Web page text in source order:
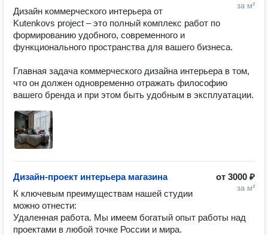
за м²
Дизайн коммерческого интерьера от
Kutenkovs project – это полный комплекс работ по
формированию удобного, современного и
функционального пространства для вашего бизнеса.
Главная задача коммерческого дизайна интерьера в том,
что он должен одновременно отражать философию
вашего бренда и при этом быть удобным в эксплуатации.
от 3000 ₽
за м²
Дизайн-проект интерьера магазина
К ключевым преимуществам нашей студии
можно отнести:
Удаленная работа. Мы имеем богатый опыт работы над
проектами в любой точке России и мира.